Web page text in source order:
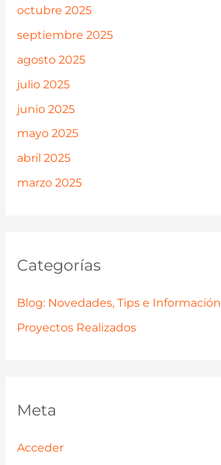
octubre 2025
septiembre 2025
agosto 2025
julio 2025
junio 2025
mayo 2025
abril 2025
marzo 2025
Categorías
Blog: Novedades, Tips e Información
Proyectos Realizados
Meta
Acceder